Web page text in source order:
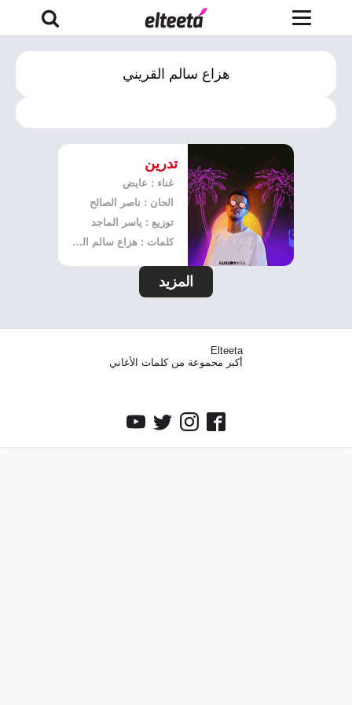
هزاع سالم القريني
تدرين
غناء : عايض
الحان : ناصر الصالح
توزيع : ياسر الماجد
كلمات : هزاع سالم القريني
المزيد
Elteeta
أكبر مجموعة من كلمات الأغاني